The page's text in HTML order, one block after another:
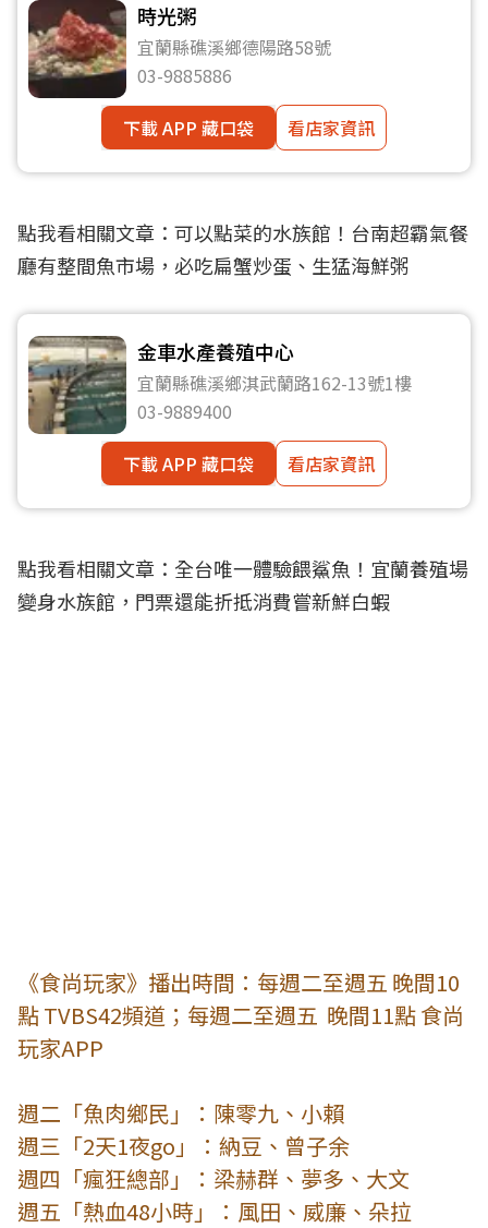
時光粥
宜蘭縣礁溪鄉德陽路58號
03-9885886
下載 APP 藏口袋
看店家資訊
點我看相關文章： 可以點菜的水族館！台南超霸氣餐
廳有整間魚市場，必吃扁蟹炒蛋、生猛海鮮粥
金車水產養殖中心
宜蘭縣礁溪鄉淇武蘭路162-13號1樓
03-9889400
下載 APP 藏口袋
看店家資訊
點我看相關文章： 全台唯一體驗餵鯊魚！宜蘭養殖場
變身水族館，門票還能折抵消費嘗新鮮白蝦
《食尚玩家》播出時間：每週二至週五 晚間10
點 TVBS42頻道；每週二至週五 晚間11點 食尚
玩家APP
週二「魚肉鄉民」：陳零九、小賴
週三「2天1夜go」：納豆、曾子余
週四「瘋狂總部」：梁赫群、夢多、大文
週五「熱血48小時」：風田、威廉、朵拉